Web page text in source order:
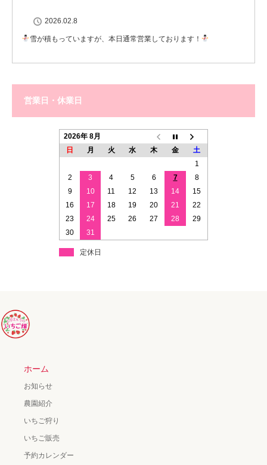
2026.02.8
雪が積もっていますが、本日通常営業しております！
営業日・休業日
2026年 8月
日
月 火 水 木 金
土
1
2
3 4 5 6 7
8
9
10 11 12 13 14
15
16
17 18 19 20 21
22
23
24 25 26 27 28
29
30
31
定休日
ホーム
お知らせ
農園紹介
いちご狩り
いちご販売
予約カレンダー